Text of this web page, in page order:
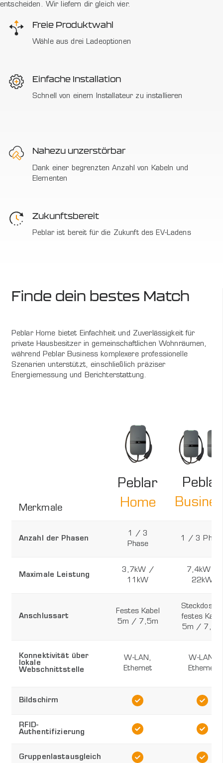
entscheiden. Wir liefern dir gleich vier.
Freie Produktwahl
Wähle aus drei Ladeoptionen
Einfache Installation
Schnell von einem Installateur zu installieren
Nahezu unzerstörbar
Dank einer begrenzten Anzahl von Kabeln und
Elementen
Zukunftsbereit
Peblar ist bereit für die Zukunft des EV-Ladens
Finde dein bestes Match
Peblar Home bietet Einfachheit und Zuverlässigkeit für
private Hausbesitzer in gemeinschaftlichen Wohnräumen,
während Peblar Business komplexere professionelle
Szenarien unterstützt, einschließlich präziser
Energiemessung und Berichterstattung.
Merkmale
Peblar
Home
Peblar
Anzahl der Phasen
1 / 3
Phase
1 / 3
Maximale Leistung
3,7kW /
11kW
7,4kW /
22kW
Anschlussart
Festes Kabel
5m / 7,5m
Steckdose
festes Kabel
5m / 7,5m
Konnektivität über
lokale
Webschnittstelle
W-LAN,
Ethernet
W-LAN,
Ethernet
Bildschirm
RFID-
Authentifizierung
Gruppenlastausgleich